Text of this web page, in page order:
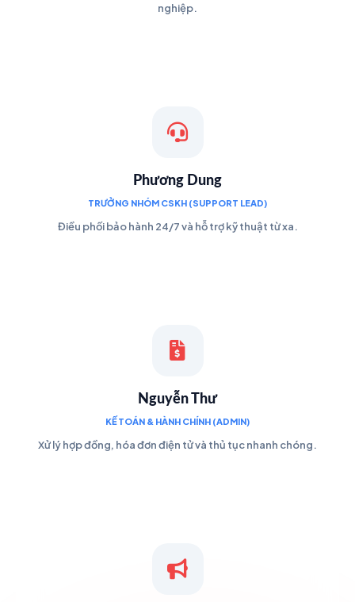
nghiệp.
Phương Dung
TRƯỞNG NHÓM CSKH (SUPPORT LEAD)
Điều phối bảo hành 24/7 và hỗ trợ kỹ thuật từ xa.
Nguyễn Thư
KẾ TOÁN & HÀNH CHÍNH (ADMIN)
Xử lý hợp đồng, hóa đơn điện tử và thủ tục nhanh chóng.